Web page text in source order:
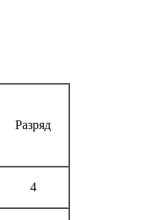
Разряд
4